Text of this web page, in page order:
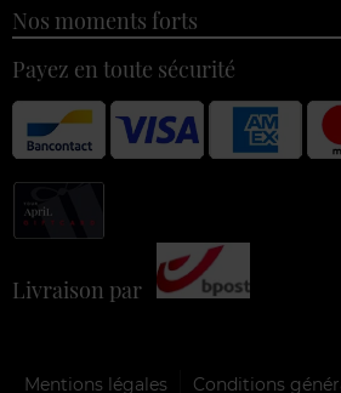
Nos moments forts
Payez en toute sécurité
Livraison par
Mentions légales Conditions